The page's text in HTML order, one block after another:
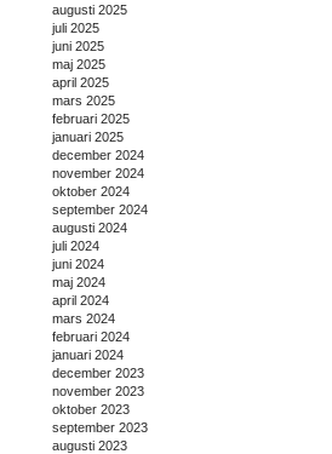
augusti 2025
juli 2025
juni 2025
maj 2025
april 2025
mars 2025
februari 2025
januari 2025
december 2024
november 2024
oktober 2024
september 2024
augusti 2024
juli 2024
juni 2024
maj 2024
april 2024
mars 2024
februari 2024
januari 2024
december 2023
november 2023
oktober 2023
september 2023
augusti 2023